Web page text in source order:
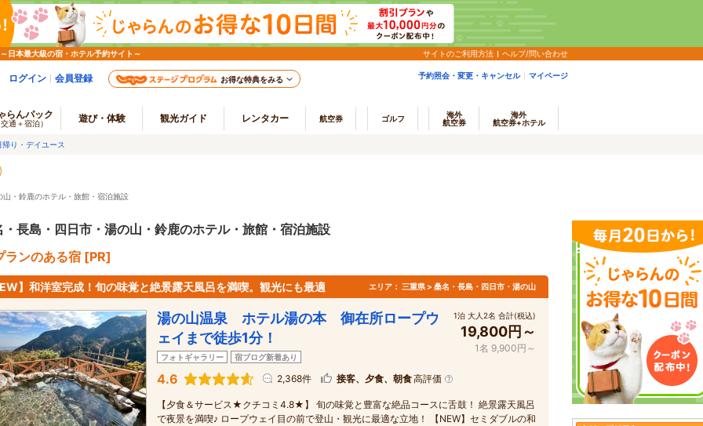
日本最大級の宿・ホテル予約サイト～ サイトのご利用方法 ヘルプ/問い合わせ
ログイン 会員登録 お得な特典をみる 予約照会・変更・キャンセル マイページ
らんパック
通＋宿泊） 遊び・体験 観光ガイド レンタカー 航空券 ゴルフ
海外
航空券
海外
航空券+ホテル
帰り・デイユース
・鈴鹿のホテル・旅館・宿泊施設
・長島・四日市・湯の山・鈴鹿のホテル・旅館・宿泊施設
ランのある宿 [PR]
】和洋室完成！旬の味覚と絶景露天風呂を満喫。観光にも最適 エリア： 三重県 > 桑名・長島・四日市・湯の山
湯の山温泉 ホテル湯の本 御在所ロープウ
ェイまで徒歩1分！
フォトギャラリー 宿ブログ新着あり
1泊 大人2名 合計(税込)
19,800円～
1名 9,900円～
4.6 2,368件 接客、夕食、朝食高評価
【夕食＆サービス★クチコミ4.8★】 旬の味覚と豊富な絶品コースに舌鼓！ 絶景露天風呂
で夜景を満喫♪ ロープウェイ目の前で登山・観光に最適な立地！ 【NEW】セミダブルの和